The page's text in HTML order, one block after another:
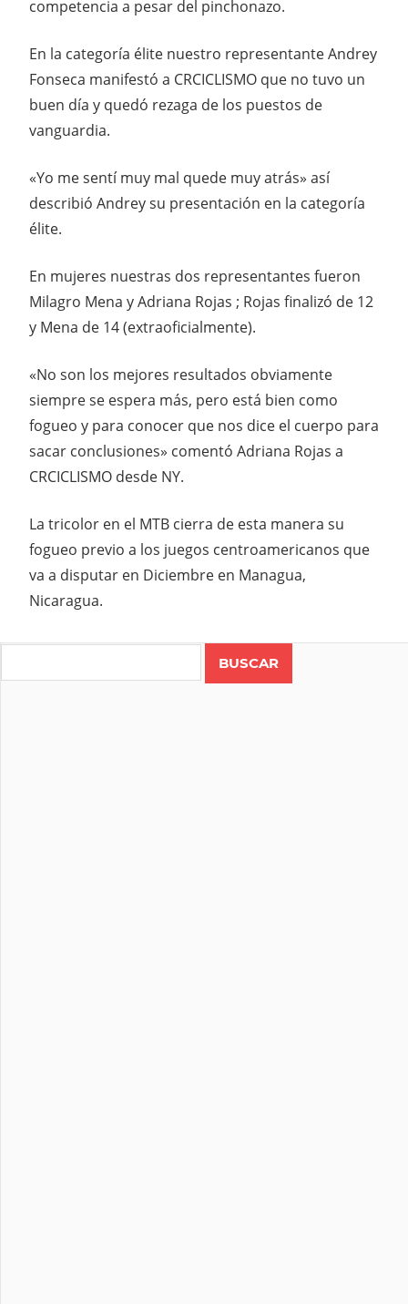
competencia a pesar del pinchonazo.
En la categoría élite nuestro representante Andrey
Fonseca manifestó a CRCICLISMO que no tuvo un
buen día y quedó rezaga de los puestos de
vanguardia.
«Yo me sentí muy mal quede muy atrás» así
describió Andrey su presentación en la categoría
élite.
En mujeres nuestras dos representantes fueron
Milagro Mena y Adriana Rojas ; Rojas finalizó de 12
y Mena de 14 (extraoficialmente).
«No son los mejores resultados obviamente
siempre se espera más, pero está bien como
fogueo y para conocer que nos dice el cuerpo para
sacar conclusiones» comentó Adriana Rojas a
CRCICLISMO desde NY.
La tricolor en el MTB cierra de esta manera su
fogueo previo a los juegos centroamericanos que
va a disputar en Diciembre en Managua,
Nicaragua.